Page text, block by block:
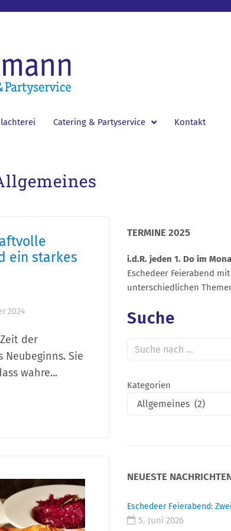
Catering & Partyservice Kontakt
ein starkes
2024
der
Neubeginns. Sie
wahre...
TERMINE 2025
i.d.R. jeden 1. Do im
Eschedeer Feierabend mit
unterschiedlichen
Suche
Kategorien
NEUESTE
Eschedeer Feierabend:
5. Juni 2026